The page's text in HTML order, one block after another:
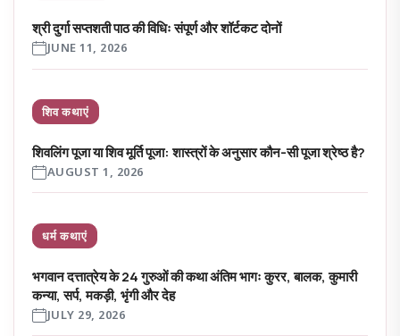
श्री दुर्गा सप्तशती पाठ की विधिः संपूर्ण और शॉर्टकट दोनों
JUNE 11, 2026
शिव कथाएं
शिवलिंग पूजा या शिव मूर्ति पूजा: शास्त्रों के अनुसार कौन-सी पूजा श्रेष्ठ है?
AUGUST 1, 2026
धर्म कथाएं
भगवान दत्तात्रेय के 24 गुरुओं की कथा अंतिम भागः कुरर, बालक, कुमारी
कन्या, सर्प, मकड़ी, भृंगी और देह
JULY 29, 2026